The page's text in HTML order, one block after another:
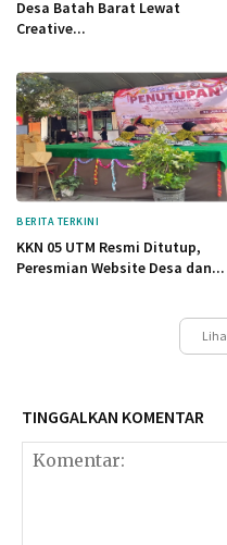
Desa Batah Barat Lewat
Creative...
BERITA TERKINI
KKN 05 UTM Resmi Ditutup,
Peresmian Website Desa dan...
TINGGALKAN KOMENTAR